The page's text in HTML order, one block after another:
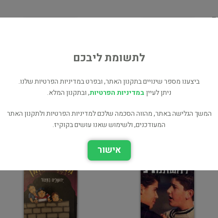
להיות הכי מקובלת
ילדים ונוער
להיות אני
ילדים ונוער
לתשומת ליבכם
ביצענו מספר שינויים בתקנון האתר, ובפרט במדיניות הפרטיות שלנו.
ניתן לעייןבמדיניות הפרטיות, ובתקנון המלא.
המשך הגלישה באתר, מהווה הסכמה שלכם למדיניות הפרטיות ולתקנון האתר
המעודכנים, ולשימוש שאנו עושים בקוקיז.
אישור